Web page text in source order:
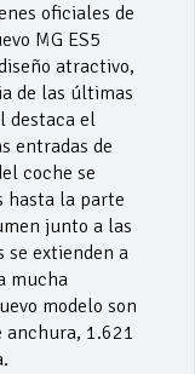
oficiales de
MG ES5
atractivo,
de las últimas
destaca el
entradas de
coche se
hasta la parte
junto a las
se extienden a
mucha
modelo son
1.621